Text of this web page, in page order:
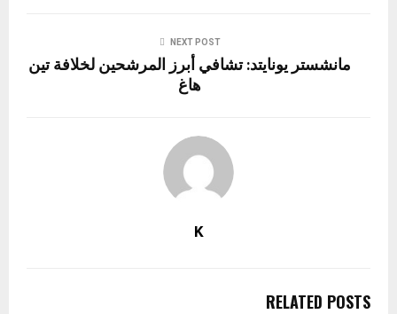
NEXT POST
مانشستر يونايتد: تشافي أبرز المرشحين لخلافة تين
هاغ
K
RELATED POSTS